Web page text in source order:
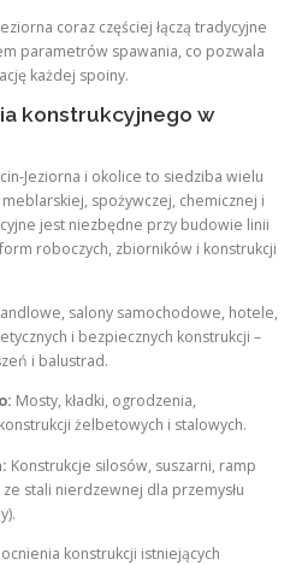
coraz częściej łączą tradycyjne
parametrów spawania, co pozwala
każdej spoiny.
konstrukcyjnego w
Jeziorna i okolice to siedziba wielu
spożywczej, chemicznej i
jest niezbędne przy budowie linii
roboczych, zbiorników i konstrukcji
salony samochodowe, hotele,
i bezpiecznych konstrukcji –
i balustrad.
Mosty, kładki, ogrodzenia,
żelbetowych i stalowych.
Konstrukcje silosów, suszarni, ramp
stali nierdzewnej dla przemysłu
konstrukcji istniejących